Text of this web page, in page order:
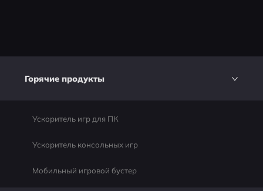
Горячие продукты
Ускоритель игр для ПК
Ускоритель консольных игр
Мобильный игровой бустер